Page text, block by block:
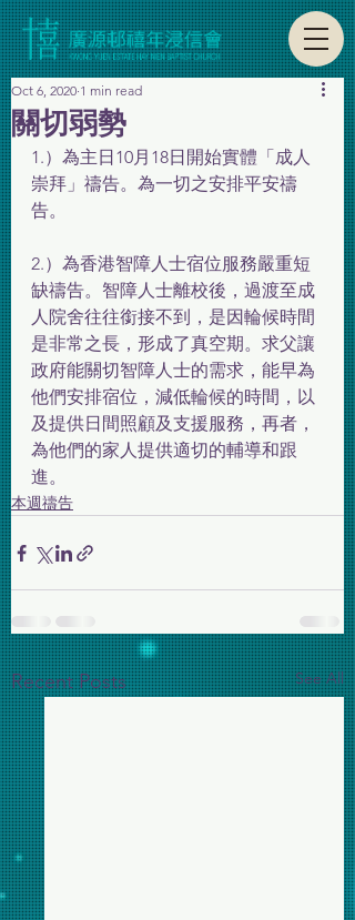
關切弱勢
Oct 6, 2020 1 min read
1.）為主日10月18日開始實體「成人
崇拜」禱告。為一切之安排平安禱
告。
2.）為香港智障人士宿位服務嚴重短
缺禱告。智障人士離校後，過渡至成
人院舍往往銜接不到，是因輪候時間
是非常之長，形成了真空期。求父讓
政府能關切智障人士的需求，能早為
他們安排宿位，減低輪候的時間，以
及提供日間照顧及支援服務，再者，
為他們的家人提供適切的輔導和跟
進。
本週禱告
Recent Posts See All